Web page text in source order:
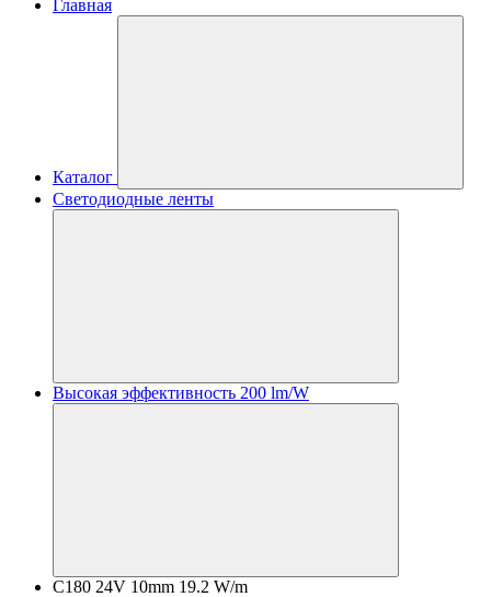
Главная
Каталог
Светодиодные ленты
Высокая эффективность 200 lm/W
C180 24V 10mm 19.2 W/m